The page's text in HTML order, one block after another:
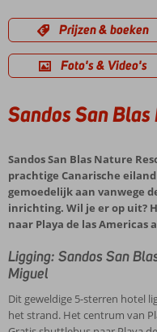
Prijzen & boeken
Foto's & Video's
Sandos San
Sandos San Blas Nature
prachtige Canarische
gemoedelijk aan vanwege
inrichting. Wil je er op uit?
naar Playa de las Americas
Ligging: Sandos San
Miguel
Dit geweldige 5-sterren hotel
het strand. Het centrum van